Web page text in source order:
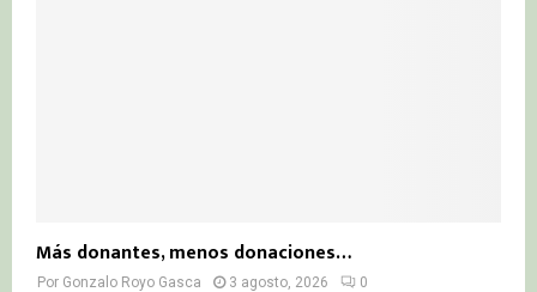
Más donantes, menos donaciones…
Por Gonzalo Royo Gasca 3 agosto, 2026 0